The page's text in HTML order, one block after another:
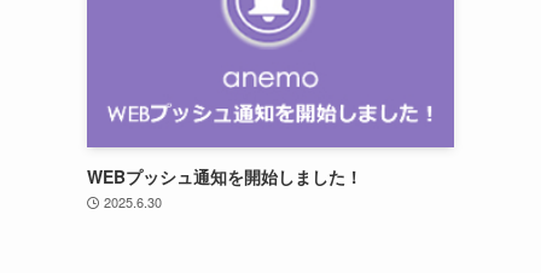
WEBプッシュ通知を開始しました！
2025.6.30